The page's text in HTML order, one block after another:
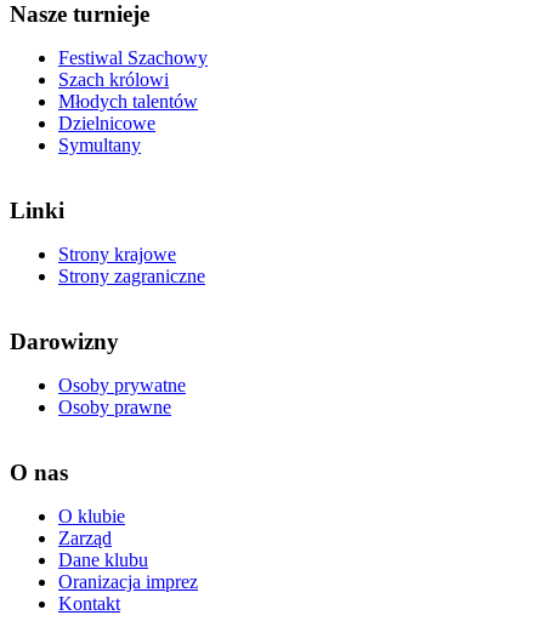
Nasze turnieje
Festiwal Szachowy
Szach królowi
Młodych talentów
Dzielnicowe
Symultany
Linki
Strony krajowe
Strony zagraniczne
Darowizny
Osoby prywatne
Osoby prawne
O nas
O klubie
Zarząd
Dane klubu
Oranizacja imprez
Kontakt